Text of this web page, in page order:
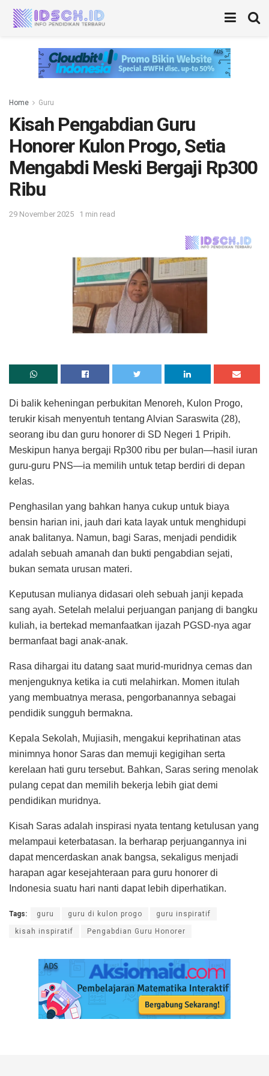
Home Guru
Kisah Pengabdian Guru
Honorer Kulon Progo, Setia
Mengabdi Meski Bergaji Rp300
Ribu
29 November 2025 1 min read
Di balik keheningan perbukitan Menoreh, Kulon Progo,
terukir kisah menyentuh tentang Alvian Saraswita (28),
seorang ibu dan guru honorer di SD Negeri 1 Pripih.
Meskipun hanya bergaji Rp300 ribu per bulan—hasil iuran
guru-guru PNS—ia memilih untuk tetap berdiri di depan
kelas.
Penghasilan yang bahkan hanya cukup untuk biaya
bensin harian ini, jauh dari kata layak untuk menghidupi
anak balitanya. Namun, bagi Saras, menjadi pendidik
adalah sebuah amanah dan bukti pengabdian sejati,
bukan semata urusan materi.
Keputusan mulianya didasari oleh sebuah janji kepada
sang ayah. Setelah melalui perjuangan panjang di bangku
kuliah, ia bertekad memanfaatkan ijazah PGSD-nya agar
bermanfaat bagi anak-anak.
Rasa dihargai itu datang saat murid-muridnya cemas dan
menjenguknya ketika ia cuti melahirkan. Momen itulah
yang membuatnya merasa, pengorbanannya sebagai
pendidik sungguh bermakna.
Kepala Sekolah, Mujiasih, mengakui keprihatinan atas
minimnya honor Saras dan memuji kegigihan serta
kerelaan hati guru tersebut. Bahkan, Saras sering menolak
pulang cepat dan memilih bekerja lebih giat demi
pendidikan muridnya.
Kisah Saras adalah inspirasi nyata tentang ketulusan yang
melampaui keterbatasan. Ia berharap perjuangannya ini
dapat mencerdaskan anak bangsa, sekaligus menjadi
harapan agar kesejahteraan para guru honorer di
Indonesia suatu hari nanti dapat lebih diperhatikan.
Tags: guru guru di kulon progo guru inspiratif
kisah inspiratif Pengabdian Guru Honorer